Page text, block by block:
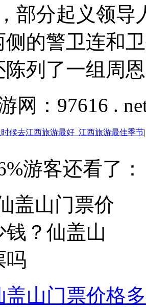
部分起义领导
侧的警卫连和
陈列了一组周
网：97616 .
候去江西旅游最好_江西旅游最佳季节
游客还看了：
盖山门票价格